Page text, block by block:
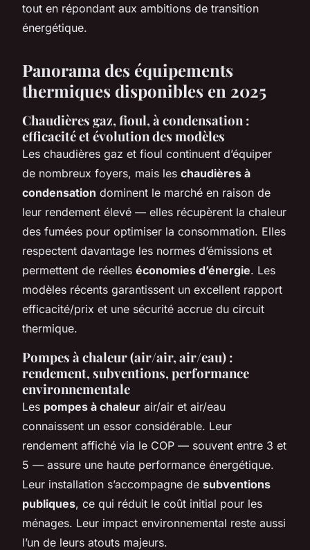
tout en répondant aux ambitions de transition
énergétique.
Panorama des équipements
thermiques disponibles en 2025
Chaudières gaz, fioul, à condensation :
efficacité et évolution des modèles
Les chaudières gaz et fioul continuent d’équiper
de nombreux foyers, mais les chaudières à
condensation dominent le marché en raison de
leur rendement élevé — elles récupèrent la chaleur
des fumées pour optimiser la consommation. Elles
respectent davantage les normes d’émissions et
permettent de réelles économies d’énergie. Les
modèles récents garantissent un excellent rapport
efficacité/prix et une sécurité accrue du circuit
thermique.
Pompes à chaleur (air/air, air/eau) :
rendement, subventions, performance
environnementale
Les pompes à chaleur air/air et air/eau
connaissent un essor considérable. Leur
rendement affiché via le COP — souvent entre 3 et
5 — assure une haute performance énergétique.
Leur installation s’accompagne de subventions
publiques, ce qui réduit le coût initial pour les
ménages. Leur impact environnemental reste aussi
l’un de leurs atouts majeurs.